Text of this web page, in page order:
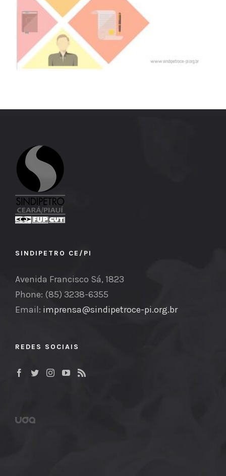
SINDIPETRO CE/PI
Avenida Francisco Sá, 1823
Phone: (85) 3238-6355
Email: imprensa@sindipetroce-pi.org.br
REDES SOCIAIS